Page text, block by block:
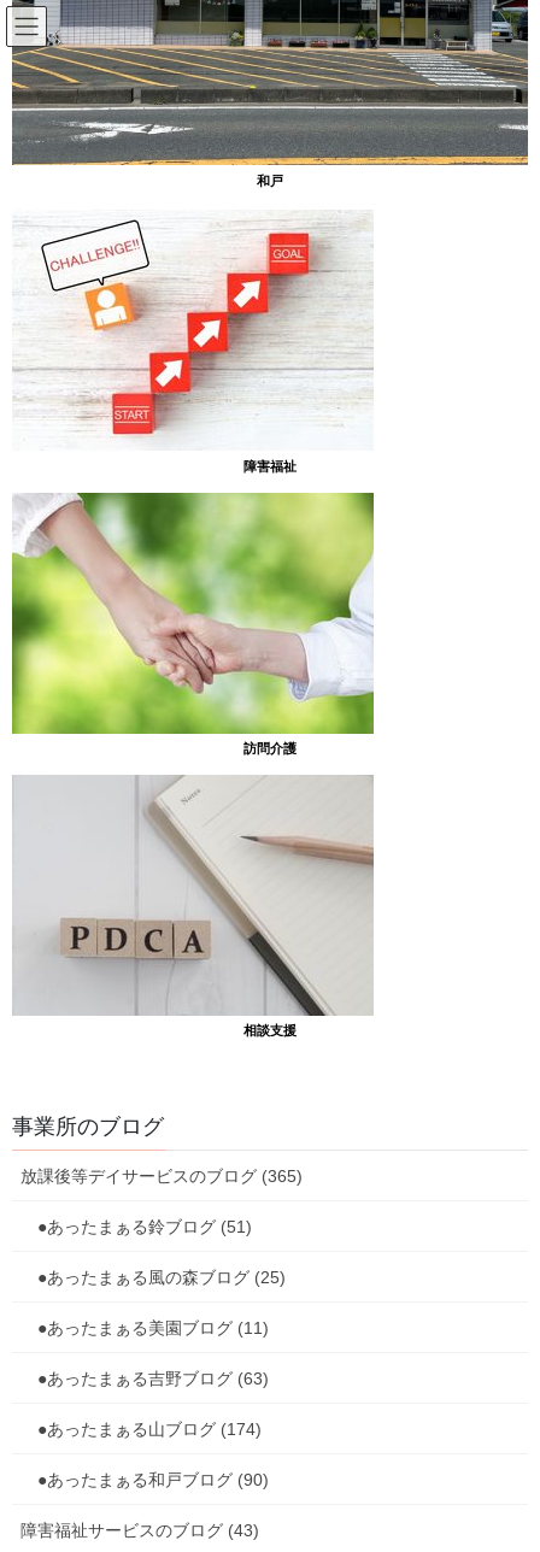
コ
ン
テ
ン
ツ
へ
ス
ナ
ビ
ゲ
ー
シ
ョ
ン
放課後等デイサービスのブログ
放課後等デイサービスのブログ
2023年3月9日
放課後等デイサービスのブログ
「”虹”の貼り絵」完成！
［あったまぁる緑］
前回２月に「”虹”の貼り絵」製作中のご案内をいたしましたが、つ
みんなで手分けして力を合わせて完成した、綺麗な大きな”虹”が、
充実した子供たちの笑顔とともに、デイ緑の壁にかかっていま
す。
デイ緑には、他にも「あったまぁる緑・作品コーナー」に、たく
さんの作品が展示してあります。！
皆さんも是非、見に来てください。！！
カテゴリー 放課後等デイサービスのブログ
●あったまぁる風の森ブログ
放課後等デイサービスのブログ
前の記事
よーいドン！
次の記事
春の訪れ
事業所のご案内
和戸
障害福祉
訪問介護
相談支援
事業所のブログ
放課後等デイサービスのブログ (365)
●あったまぁる鈴ブログ (51)
●あったまぁる風の森ブログ (25)
●あったまぁる美園ブログ (11)
●あったまぁる吉野ブログ (63)
●あったまぁる山ブログ (174)
●あったまぁる和戸ブログ (90)
障害福祉サービスのブログ (43)